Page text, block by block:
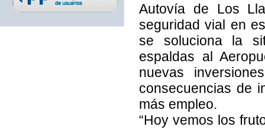
Autovía de Los
seguridad vial en
se soluciona la
espaldas al
nuevas
consecuencias de
más empleo.
“Hoy vemos los